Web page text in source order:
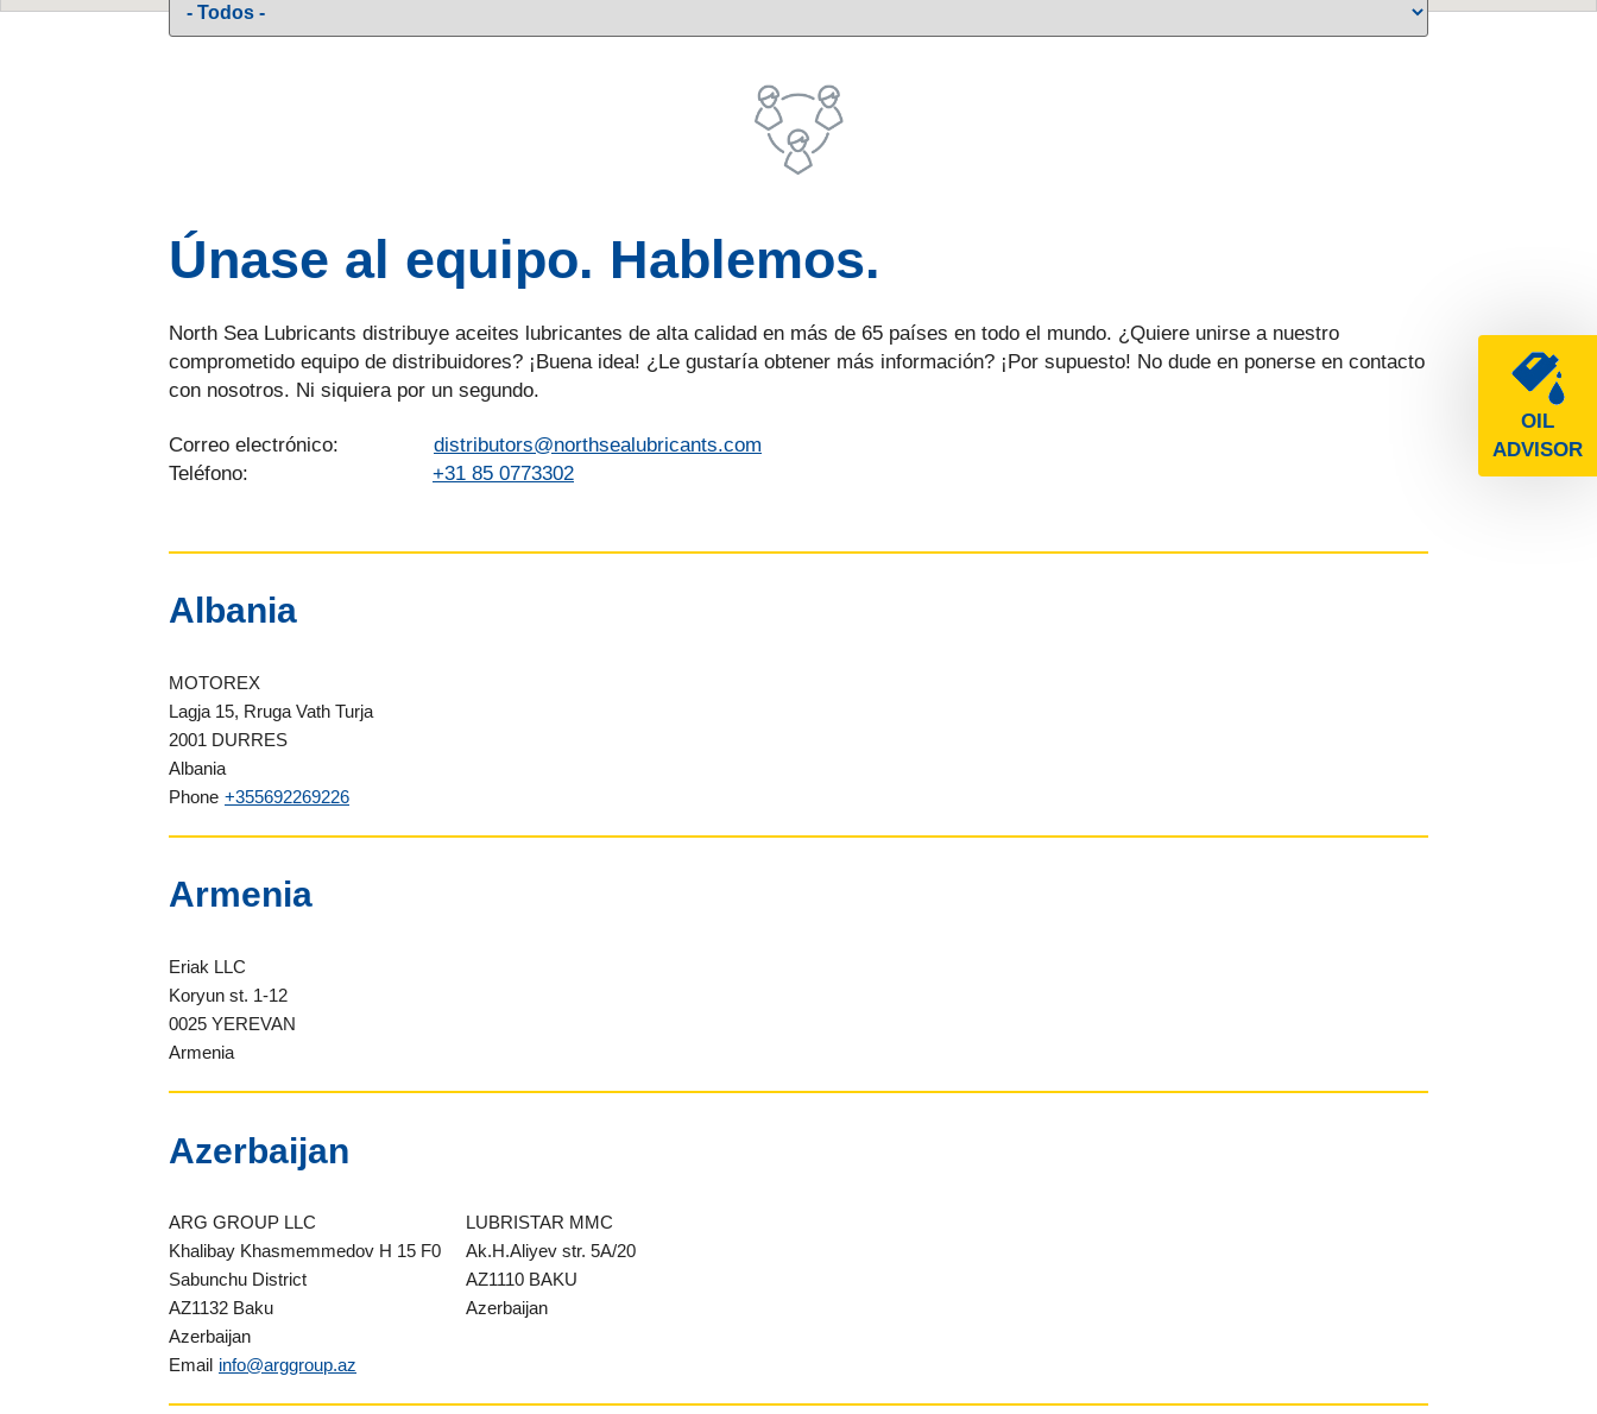
OIL
ADVISOR
Únase al equipo. Hablemos.
North Sea Lubricants distribuye aceites lubricantes de alta calidad en más de 65 países en todo el mundo. ¿Quiere unirse a nuestro
comprometido equipo de distribuidores? ¡Buena idea! ¿Le gustaría obtener más información? ¡Por supuesto! No dude en ponerse en contacto
con nosotros. Ni siquiera por un segundo.
Correo electrónico:
distributors@northsealubricants.com
Teléfono:
+31 85 0773302
Albania
MOTOREX
Lagja 15, Rruga Vath Turja
2001 DURRES
Albania
Phone +355692269226
Armenia
Eriak LLC
Koryun st. 1-12
0025 YEREVAN
Armenia
Azerbaijan
ARG GROUP LLC
Khalibay Khasmemmedov H 15 F0
Sabunchu District
AZ1132 Baku
Azerbaijan
Email info@arggroup.az
LUBRISTAR MMC
Ak.H.Aliyev str. 5A/20
AZ1110 BAKU
Azerbaijan